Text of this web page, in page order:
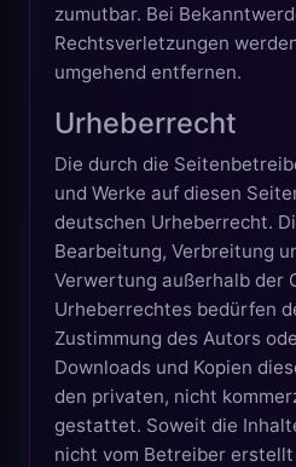
zumutbar. Bei
Rechtsverletzungen
umgehend entfernen.
Urheberrecht
Die durch die
und Werke auf diesen
deutschen Urheberrecht.
Bearbeitung, Verbreitung
Verwertung außerhalb der
Urheberrechtes bedürfen
Zustimmung des Autors
Downloads und Kopien
den privaten, nicht
gestattet. Soweit die
nicht vom Betreiber